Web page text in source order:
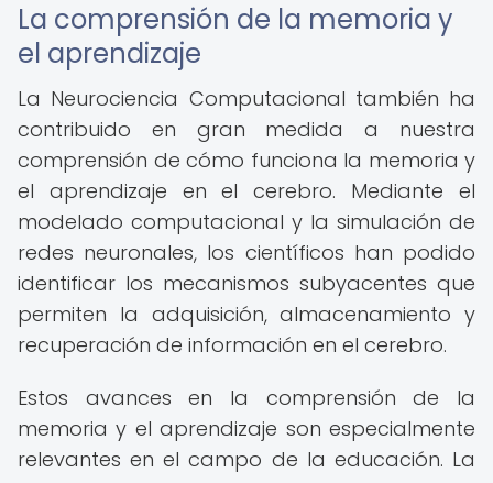
La comprensión de la memoria y
el aprendizaje
La Neurociencia Computacional también ha
contribuido en gran medida a nuestra
comprensión de cómo funciona la memoria y
el aprendizaje en el cerebro. Mediante el
modelado computacional y la simulación de
redes neuronales, los científicos han podido
identificar los mecanismos subyacentes que
permiten la adquisición, almacenamiento y
recuperación de información en el cerebro.
Estos avances en la comprensión de la
memoria y el aprendizaje son especialmente
relevantes en el campo de la educación. La